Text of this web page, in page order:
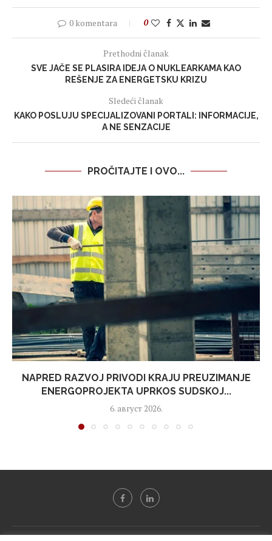
0 komentara 0
Prethodni članak
SVE JAČE SE PLASIRA IDEJA O NUKLEARKAMA KAO
REŠENJE ZA ENERGETSKU KRIZU
Sledeći članak
KAKO POSLUJU SPECIJALIZOVANI PORTALI: INFORMACIJE,
A NE SENZACIJE
PROČITAJTE I OVO...
NAPRED RAZVOJ PRIVODI KRAJU PREUZIMANJE
ENERGOPROJEKTA UPRKOS SUDSKOJ...
6. август 2026.